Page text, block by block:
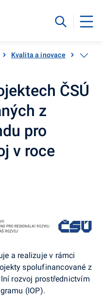
Kvalita a inovace
ČSÚ
z
pro
v roce
a realizuje v rámci
spolufinancované z
rozvoj prostřednictvím
(IOP).